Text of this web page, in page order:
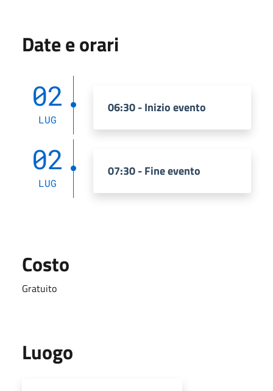
Date e orari
02
LUG
06:30 - Inizio evento
02
LUG
07:30 - Fine evento
Costo
Gratuito
Luogo